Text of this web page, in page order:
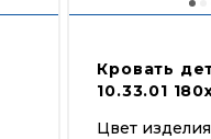
Кровать
10.33.01
Цвет